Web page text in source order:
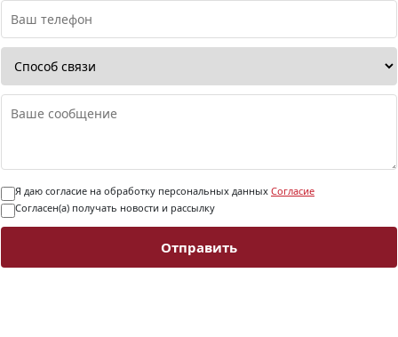
Я даю согласие на обработку персональных данных Согласие
Согласен(а) получать новости и рассылку
Отправить